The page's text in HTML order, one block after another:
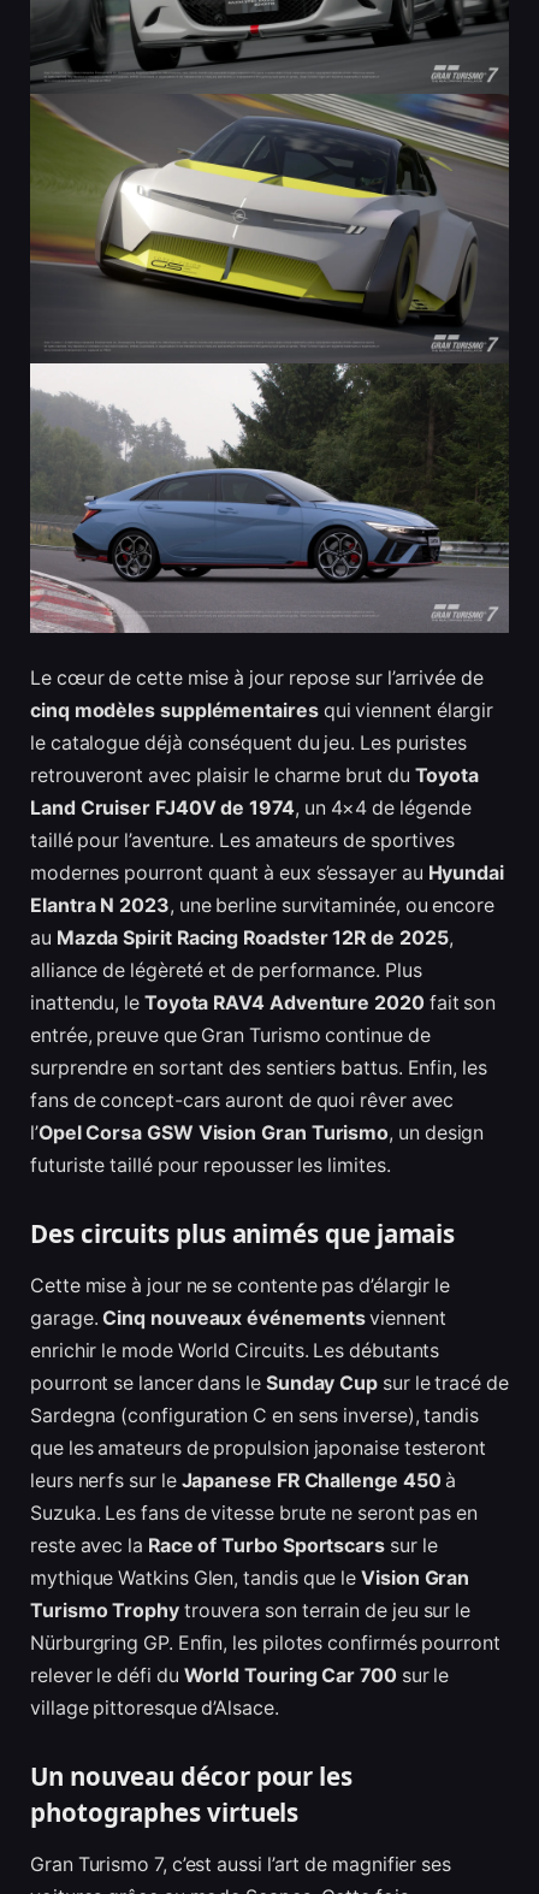
Le cœur de cette mise à jour repose sur l’arrivée de
cinq modèles supplémentairesqui viennent élargir
le catalogue déjà conséquent du jeu. Les puristes
retrouveront avec plaisir le charme brut du Toyota
Land Cruiser FJ40V de 1974, un 4×4 de légende
taillé pour l’aventure. Les amateurs de sportives
modernes pourront quant à eux s’essayer au Hyundai
Elantra N 2023, une berline survitaminée, ou encore
au Mazda Spirit Racing Roadster 12R de 2025,
alliance de légèreté et de performance. Plus
inattendu, le Toyota RAV4 Adventure 2020 fait son
entrée, preuve que Gran Turismo continue de
surprendre en sortant des sentiers battus. Enfin, les
fans de concept-cars auront de quoi rêver avec
l’Opel Corsa GSW Vision Gran Turismo, un design
futuriste taillé pour repousser les limites.
Des circuits plus animés que jamais
Cette mise à jour ne se contente pas d’élargir le
garage.Cinq nouveaux événementsviennent
enrichir le mode World Circuits. Les débutants
pourront se lancer dans le Sunday Cup sur le tracé de
Sardegna (configuration C en sens inverse), tandis
que les amateurs de propulsion japonaise testeront
leurs nerfs sur le Japanese FR Challenge 450 à
Suzuka. Les fans de vitesse brute ne seront pas en
reste avec la Race of Turbo Sportscarssur le
mythique Watkins Glen, tandis que leVision Gran
Turismo Trophytrouvera son terrain de jeu sur le
Nürburgring GP. Enfin, les pilotes confirmés pourront
relever le défi du World Touring Car 700 sur le
village pittoresque d’Alsace.
Un nouveau décor pour les
photographes virtuels
Gran Turismo 7, c’est aussi l’art de magnifier ses